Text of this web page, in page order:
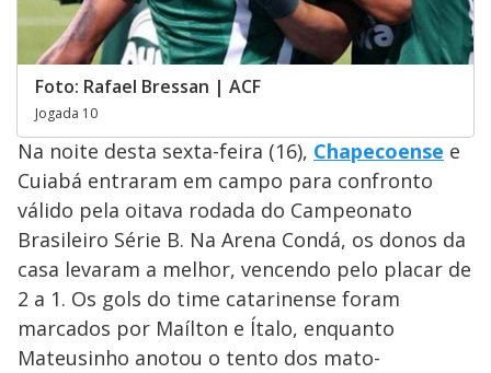
Foto: Rafael Bressan | ACF
Jogada 10
Na noite desta sexta-feira (16), Chapecoense e
Cuiabá entraram em campo para confronto
válido pela oitava rodada do Campeonato
Brasileiro Série B. Na Arena Condá, os donos da
casa levaram a melhor, vencendo pelo placar de
2 a 1. Os gols do time catarinense foram
marcados por Maílton e Ítalo, enquanto
Mateusinho anotou o tento dos mato-